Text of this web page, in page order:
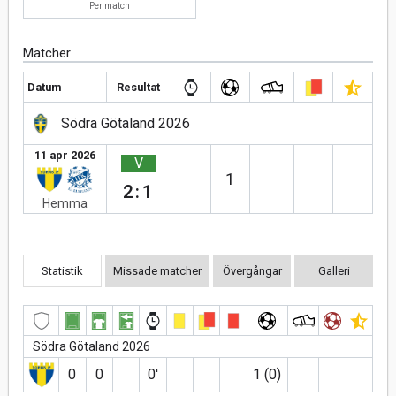
Per match
Matcher
Datum Resultat
Södra Götaland 2026
11 apr 2026
Hemma
V
2:1
1
Statistik Missade matcher Övergångar Galleri
Södra Götaland 2026
0 0 0′ 1 (0)